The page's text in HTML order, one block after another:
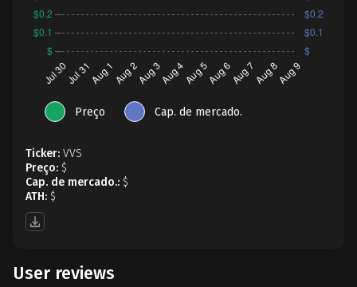
Preço Cap. de mercado.
Ticker: VVS
Preço: $
Cap. de mercado.: $
ATH: $
User reviews